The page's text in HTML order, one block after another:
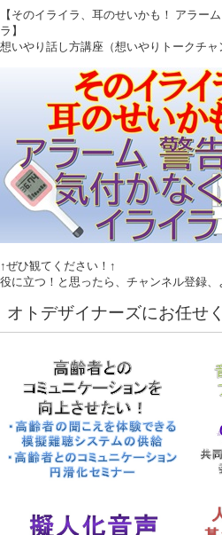
【そのイライラ、耳のせいかも！ アラー
ラ】
想いやり話し方講座（想いやりトークチャ
↑ぜひ観てください！↑
役に立つ！と思ったら、チャンネル登録、
オトデザイナーズにお任せ